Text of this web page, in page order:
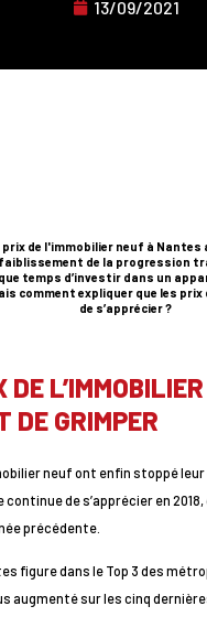
13/09/2021
prix de l'immobilier neuf à
de la progression
temps d’investir dans un
comment expliquer que les prix
de s’apprécier ?
DE
DE GRIMPER
neuf ont enfin stoppé
continue de s’apprécier en
précédente.
figure dans le Top 3 des
augmenté sur les cinq dernières